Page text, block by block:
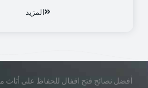
المزيد
أفضل نصائح فتح اقفال للحفاظ على أثاث